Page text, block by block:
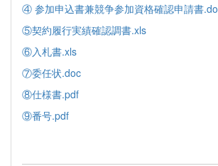
④ 参加申込書兼競争参加資格確認申請書
⑤契約履行実績確認調書.xls
⑥入札書.xls
⑦委任状.doc
⑧仕様書.pdf
⑨番号.pdf